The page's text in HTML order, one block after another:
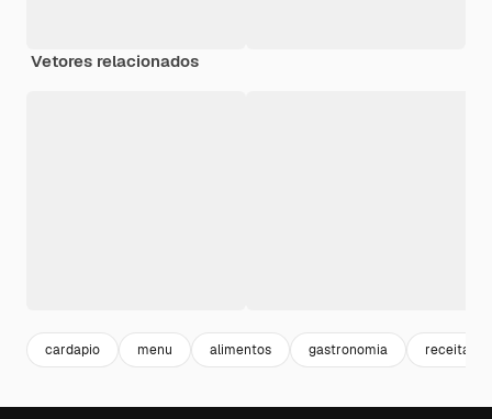
Vetores relacionados
cardapio menu alimentos gastronomia receita